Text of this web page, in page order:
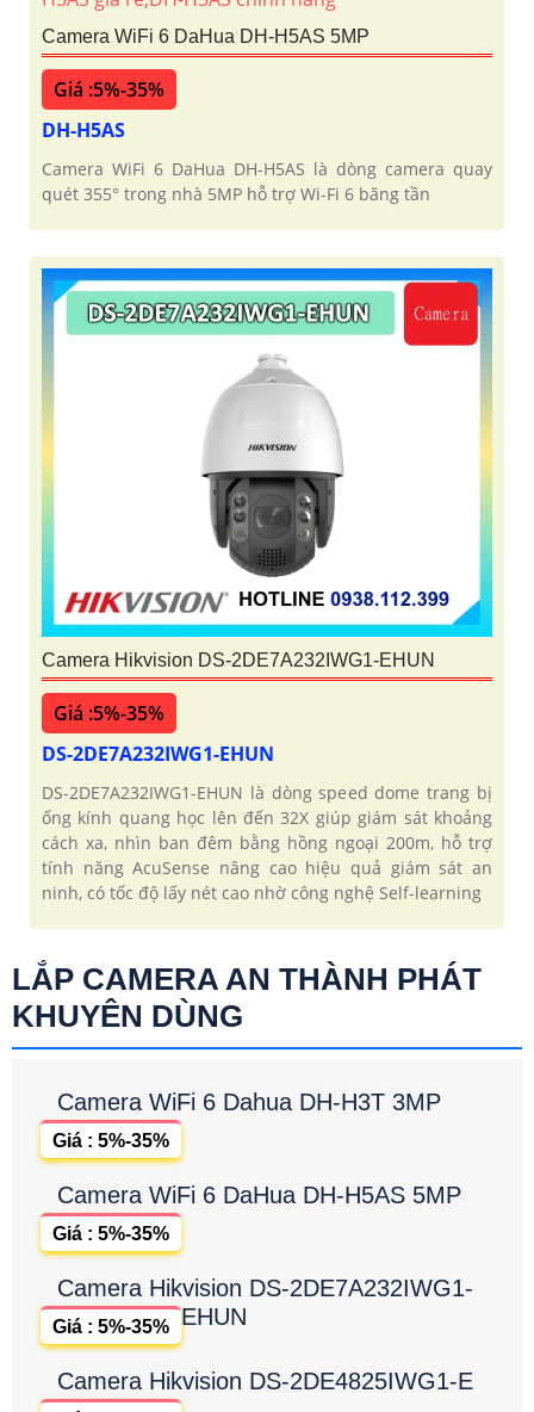
Camera WiFi 6 DaHua DH-H5AS 5MP
Giá :5%-35%
DH-H5AS
Camera WiFi 6 DaHua DH-H5AS là dòng camera quay
quét 355° trong nhà 5MP hỗ trợ Wi-Fi 6 băng tần
Camera Hikvision DS-2DE7A232IWG1-EHUN
Giá :5%-35%
DS-2DE7A232IWG1-EHUN
DS-2DE7A232IWG1-EHUN là dòng speed dome trang bị
ống kính quang học lên đến 32X giúp giám sát khoảng
cách xa, nhìn ban đêm bằng hồng ngoại 200m, hỗ trợ
tính năng AcuSense nâng cao hiệu quả giám sát an
ninh, có tốc độ lấy nét cao nhờ công nghệ Self-learning
LẮP CAMERA AN THÀNH PHÁT
KHUYÊN DÙNG
Camera WiFi 6 Dahua DH-H3T 3MP
Giá : 5%-35%
Camera WiFi 6 DaHua DH-H5AS 5MP
Giá : 5%-35%
Camera Hikvision DS-2DE7A232IWG1-
EHUN
Giá : 5%-35%
Camera Hikvision DS-2DE4825IWG1-E